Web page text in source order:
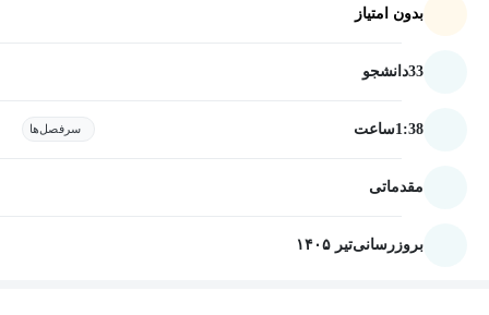
بدون امتیاز
33دانشجو
1:38ساعت سرفصل‌ها
مقدماتی
بروزرسانیتیر ۱۴۰۵